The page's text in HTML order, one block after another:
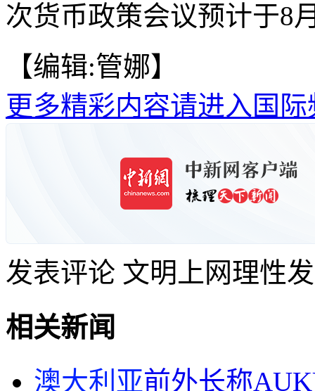
次货币政策会议预计于8
【编辑:管娜】
更多精彩内容请进入国际
发表评论 文明上网理性
相关新闻
澳大利亚前外长称